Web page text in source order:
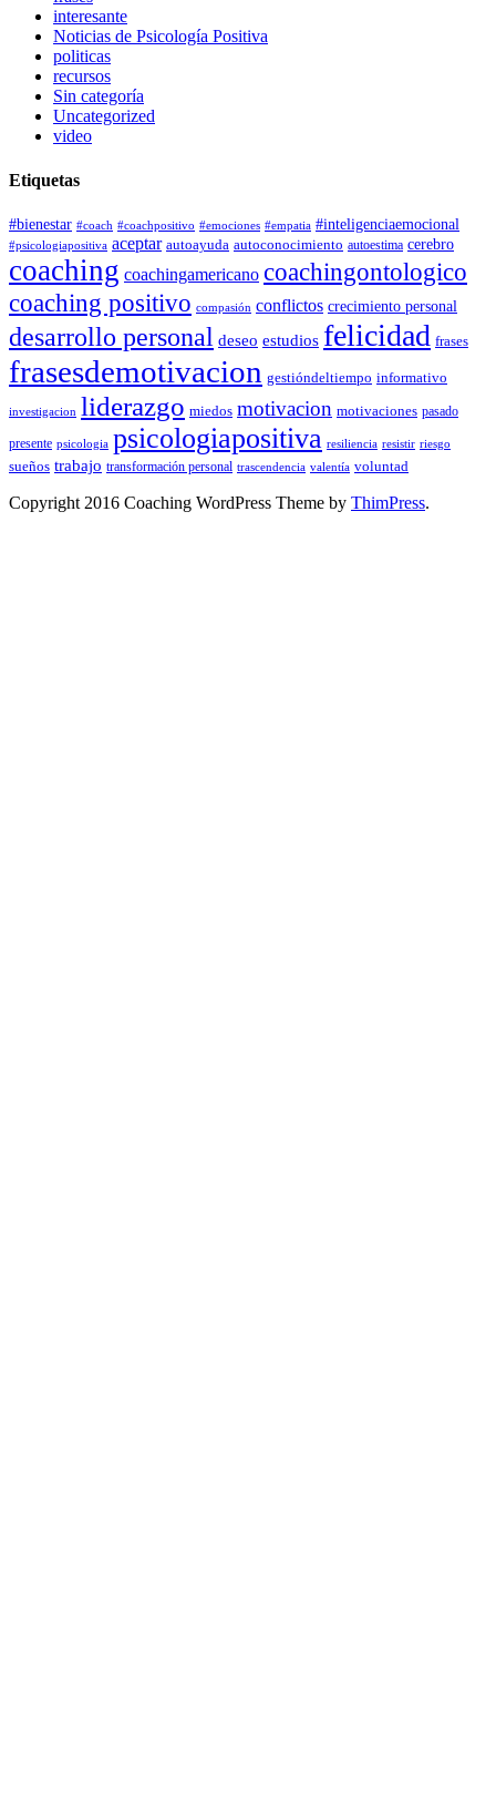
interesante
Noticias de Psicología Positiva
politicas
recursos
Sin categoría
Uncategorized
video
Etiquetas
#bienestar #coach #coachpositivo #emociones #empatia #inteligenciaemocional
#psicologiapositiva aceptar autoayuda autoconocimiento autoestima cerebro
coaching coachingamericano coachingontologico
coaching positivo compasión conflictos crecimiento personal
desarrollo personal deseo estudios felicidad frases
frasesdemotivacion gestióndeltiempo informativo
investigacion liderazgo miedos motivacion motivaciones pasado
presente psicologia psicologiapositiva resiliencia resistir riesgo
sueños trabajo transformación personal trascendencia valentía voluntad
Copyright 2016 Coaching WordPress Theme by ThimPress.